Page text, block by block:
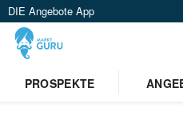
DIE Angebote App
PROSPEKTE